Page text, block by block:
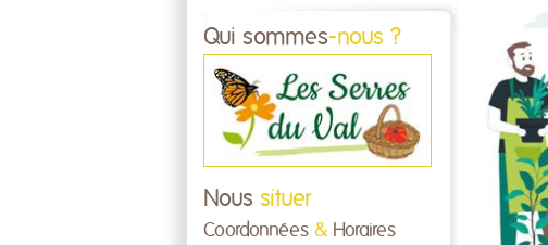
Qui sommes-nous ?
Nous situer
Coordonnées & Horaires